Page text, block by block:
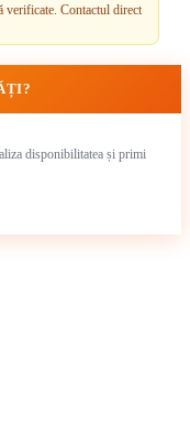
verificate. Contactul direct
disponibilitatea și primi